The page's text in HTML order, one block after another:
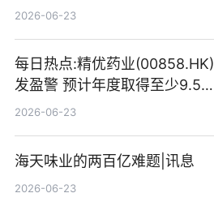
高IBM(IBM.US)戴尔(DELL.US)
2026-06-23
每日热点:精优药业(00858.HK)
发盈警 预计年度取得至少9.5亿
港元的亏损 同比盈转亏
2026-06-23
海天味业的两百亿难题|讯息
2026-06-23